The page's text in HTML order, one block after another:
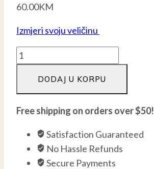
60.00KM
Izmjeri svoju veličinu
Tribal
scorpio
burma
-
Srebro
količina
DODAJ U KORPU
Free shipping on orders over $50!
Satisfaction Guaranteed
No Hassle Refunds
Secure Payments